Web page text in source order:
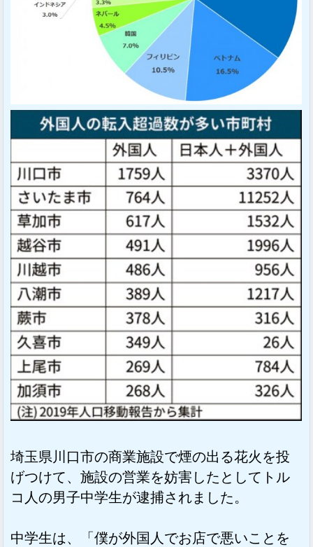
埼玉県川口市の商業施設で煙の出る花火を投
げつけて、施設の営業を妨害したとしてトル
コ人の男子中学生が逮捕されました。
中学生は、「僕が外国人でお店で悪いことを